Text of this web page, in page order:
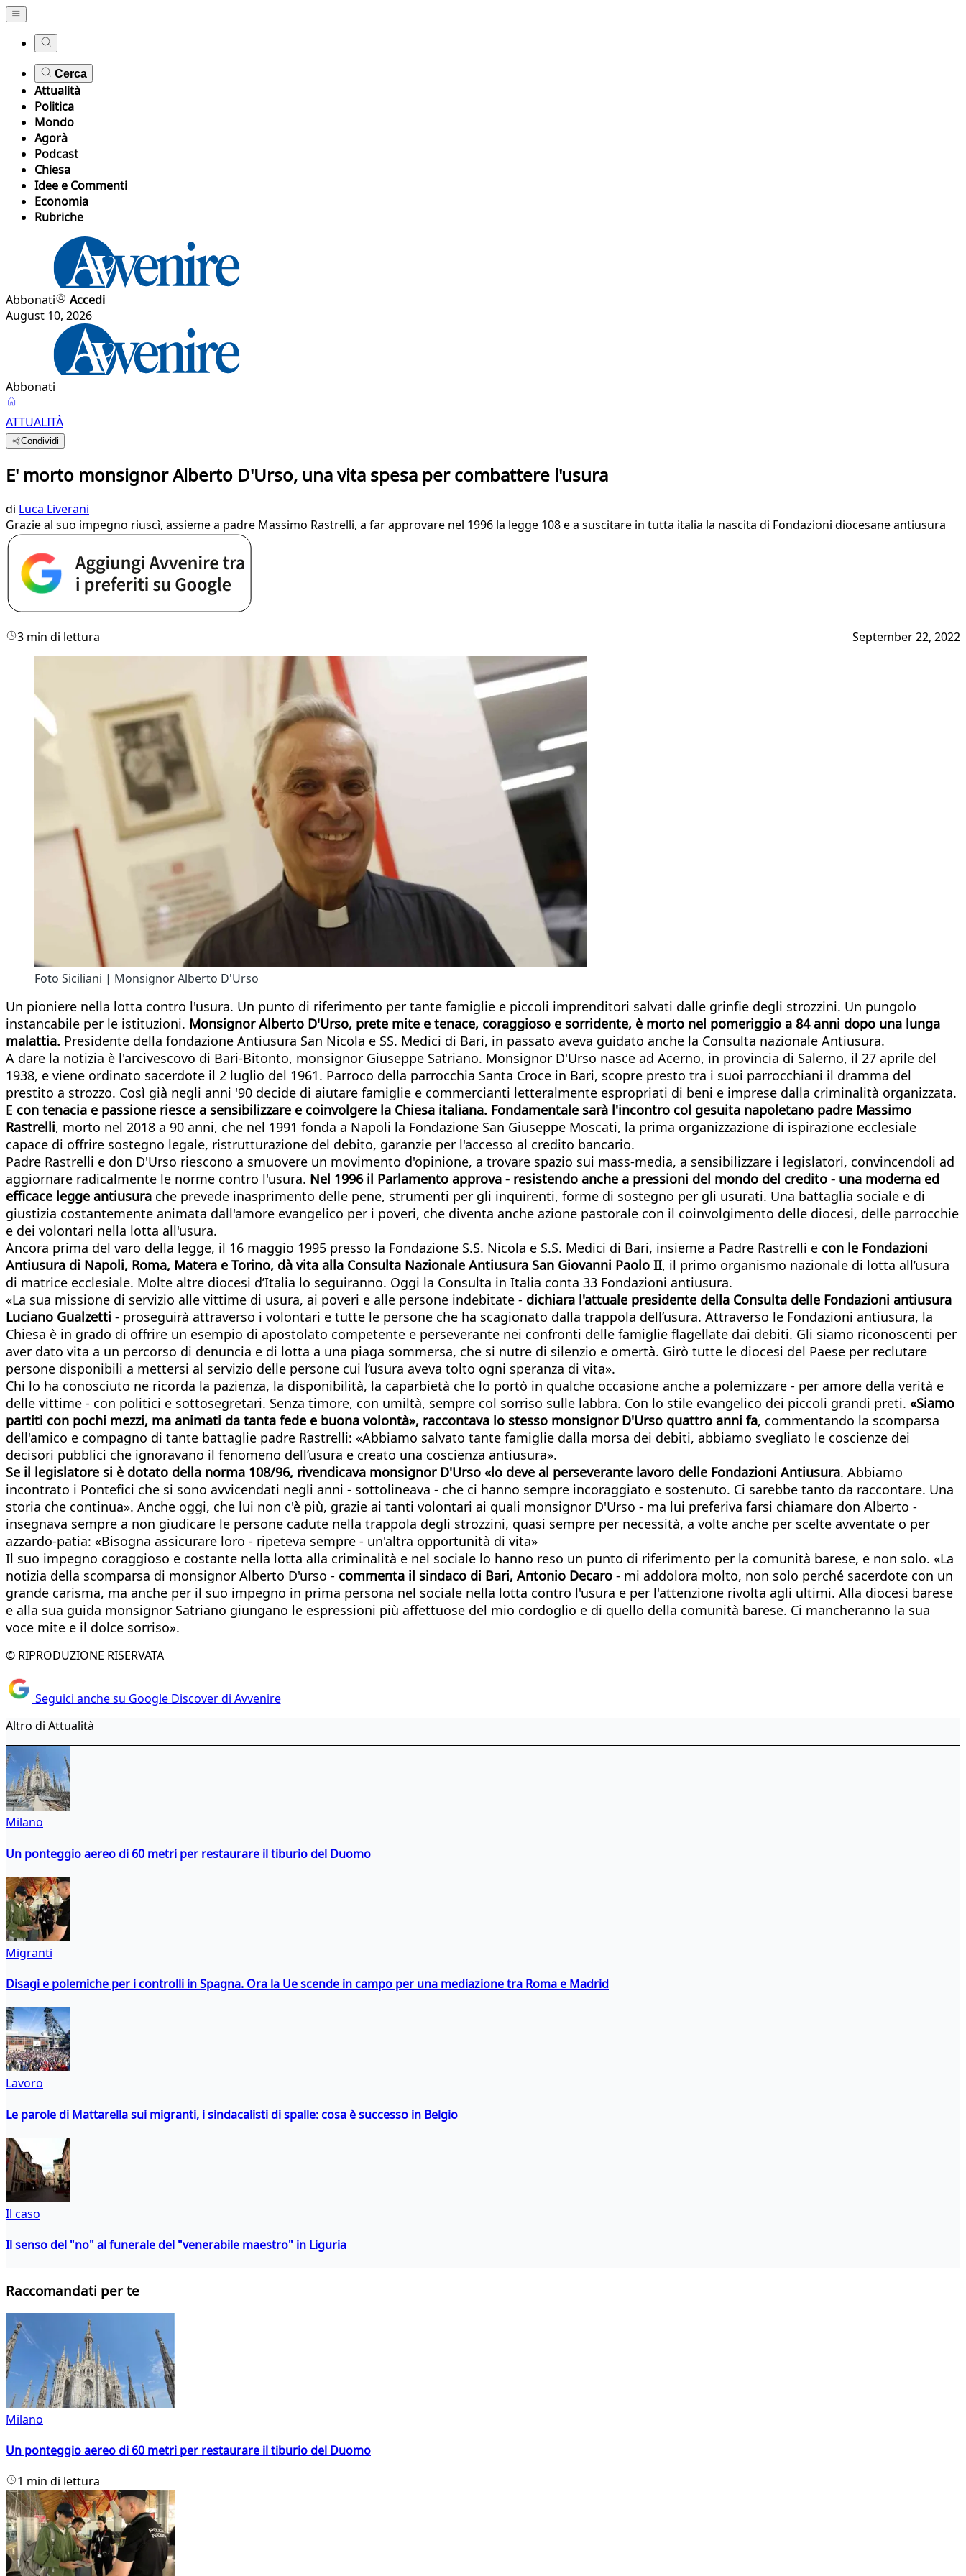
Cerca
Attualità
Politica
Mondo
Agorà
Podcast
Chiesa
Idee e Commenti
Economia
Rubriche
Abbonati
Accedi
August 10, 2026
Abbonati
ATTUALITÀ
Condividi
E' morto monsignor Alberto D'Urso, una vita spesa per combattere l'usura
di Luca Liverani
Grazie al suo impegno riuscì, assieme a padre Massimo Rastrelli, a far approvare nel 1996 la legge 108 e a suscitare in tutta italia la nascita di Fondazioni diocesane antiusura
3 min di lettura September 22, 2022
Foto Siciliani | Monsignor Alberto D'Urso
Un pioniere nella lotta contro l'usura. Un punto di riferimento per tante famiglie e piccoli imprenditori salvati dalle grinfie degli strozzini. Un pungolo
instancabile per le istituzioni. Monsignor Alberto D'Urso, prete mite e tenace, coraggioso e sorridente, è morto nel pomeriggio a 84 anni dopo una lunga
malattia. Presidente della fondazione Antiusura San Nicola e SS. Medici di Bari, in passato aveva guidato anche la Consulta nazionale Antiusura.
A dare la notizia è l'arcivescovo di Bari-Bitonto, monsignor Giuseppe Satriano. Monsignor D'Urso nasce ad Acerno, in provincia di Salerno, il 27 aprile del
1938, e viene ordinato sacerdote il 2 luglio del 1961. Parroco della parrocchia Santa Croce in Bari, scopre presto tra i suoi parrocchiani il dramma del
prestito a strozzo. Così già negli anni '90 decide di aiutare famiglie e commercianti letteralmente espropriati di beni e imprese dalla criminalità organizzata.
E con tenacia e passione riesce a sensibilizzare e coinvolgere la Chiesa italiana. Fondamentale sarà l'incontro col gesuita napoletano padre Massimo
Rastrelli, morto nel 2018 a 90 anni, che nel 1991 fonda a Napoli la Fondazione San Giuseppe Moscati, la prima organizzazione di ispirazione ecclesiale
capace di offrire sostegno legale, ristrutturazione del debito, garanzie per l'accesso al credito bancario.
Padre Rastrelli e don D'Urso riescono a smuovere un movimento d'opinione, a trovare spazio sui mass-media, a sensibilizzare i legislatori, convincendoli ad
aggiornare radicalmente le norme contro l'usura. Nel 1996 il Parlamento approva - resistendo anche a pressioni del mondo del credito - una moderna ed
efficace legge antiusura che prevede inasprimento delle pene, strumenti per gli inquirenti, forme di sostegno per gli usurati. Una battaglia sociale e di
giustizia costantemente animata dall'amore evangelico per i poveri, che diventa anche azione pastorale con il coinvolgimento delle diocesi, delle parrocchie
e dei volontari nella lotta all'usura.
Ancora prima del varo della legge, il 16 maggio 1995 presso la Fondazione S.S. Nicola e S.S. Medici di Bari, insieme a Padre Rastrelli e con le Fondazioni
Antiusura di Napoli, Roma, Matera e Torino, dà vita alla Consulta Nazionale Antiusura San Giovanni Paolo II, il primo organismo nazionale di lotta all’usura
di matrice ecclesiale. Molte altre diocesi d’Italia lo seguiranno. Oggi la Consulta in Italia conta 33 Fondazioni antiusura.
«La sua missione di servizio alle vittime di usura, ai poveri e alle persone indebitate - dichiara l'attuale presidente della Consulta delle Fondazioni antiusura
Luciano Gualzetti - proseguirà attraverso i volontari e tutte le persone che ha scagionato dalla trappola dell’usura. Attraverso le Fondazioni antiusura, la
Chiesa è in grado di offrire un esempio di apostolato competente e perseverante nei confronti delle famiglie flagellate dai debiti. Gli siamo riconoscenti per
aver dato vita a un percorso di denuncia e di lotta a una piaga sommersa, che si nutre di silenzio e omertà. Girò tutte le diocesi del Paese per reclutare
persone disponibili a mettersi al servizio delle persone cui l’usura aveva tolto ogni speranza di vita».
Chi lo ha conosciuto ne ricorda la pazienza, la disponibilità, la caparbietà che lo portò in qualche occasione anche a polemizzare - per amore della verità e
delle vittime - con politici e sottosegretari. Senza timore, con umiltà, sempre col sorriso sulle labbra. Con lo stile evangelico dei piccoli grandi preti. «Siamo
partiti con pochi mezzi, ma animati da tanta fede e buona volontà», raccontava lo stesso monsignor D'Urso quattro anni fa, commentando la scomparsa
dell'amico e compagno di tante battaglie padre Rastrelli: «Abbiamo salvato tante famiglie dalla morsa dei debiti, abbiamo svegliato le coscienze dei
decisori pubblici che ignoravano il fenomeno dell’usura e creato una coscienza antiusura».
Se il legislatore si è dotato della norma 108/96, rivendicava monsignor D'Urso «lo deve al perseverante lavoro delle Fondazioni Antiusura. Abbiamo
incontrato i Pontefici che si sono avvicendati negli anni - sottolineava - che ci hanno sempre incoraggiato e sostenuto. Ci sarebbe tanto da raccontare. Una
storia che continua». Anche oggi, che lui non c'è più, grazie ai tanti volontari ai quali monsignor D'Urso - ma lui preferiva farsi chiamare don Alberto -
insegnava sempre a non giudicare le persone cadute nella trappola degli strozzini, quasi sempre per necessità, a volte anche per scelte avventate o per
azzardo-patia: «Bisogna assicurare loro - ripeteva sempre - un'altra opportunità di vita»
Il suo impegno coraggioso e costante nella lotta alla criminalità e nel sociale lo hanno reso un punto di riferimento per la comunità barese, e non solo. «La
notizia della scomparsa di monsignor Alberto D'urso - commenta il sindaco di Bari, Antonio Decaro - mi addolora molto, non solo perché sacerdote con un
grande carisma, ma anche per il suo impegno in prima persona nel sociale nella lotta contro l'usura e per l'attenzione rivolta agli ultimi. Alla diocesi barese
e alla sua guida monsignor Satriano giungano le espressioni più affettuose del mio cordoglio e di quello della comunità barese. Ci mancheranno la sua
voce mite e il dolce sorriso».
© RIPRODUZIONE RISERVATA
Seguici anche su Google Discover di Avvenire
Altro di Attualità
Milano
Un ponteggio aereo di 60 metri per restaurare il tiburio del Duomo
Migranti
Disagi e polemiche per i controlli in Spagna. Ora la Ue scende in campo per una mediazione tra Roma e Madrid
Lavoro
Le parole di Mattarella sui migranti, i sindacalisti di spalle: cosa è successo in Belgio
Il caso
Il senso del "no" al funerale del "venerabile maestro" in Liguria
Raccomandati per te
Milano
Un ponteggio aereo di 60 metri per restaurare il tiburio del Duomo
1 min di lettura